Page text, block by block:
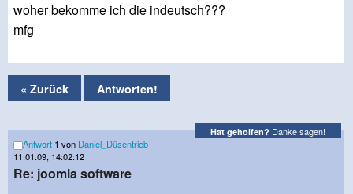
woher bekomme ich die indeutsch???
mfg
« Zurück Antworten!
Hat geholfen? Danke sagen!
Antwort 1 von Daniel_Düsentrieb
11.01.09, 14:02:12
Re: joomla software